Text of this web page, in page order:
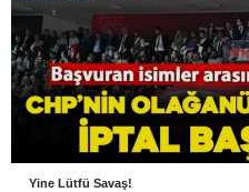
Yine Lütfü Savaş!